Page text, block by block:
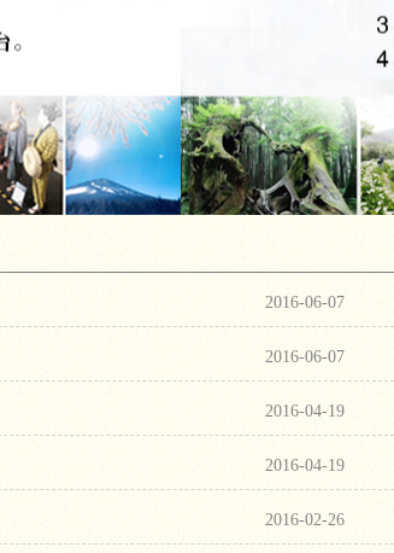
2016-06-07
2016-06-07
2016-04-19
2016-04-19
2016-02-26